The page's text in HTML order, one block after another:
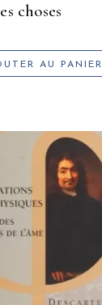
choses
AU PANIER